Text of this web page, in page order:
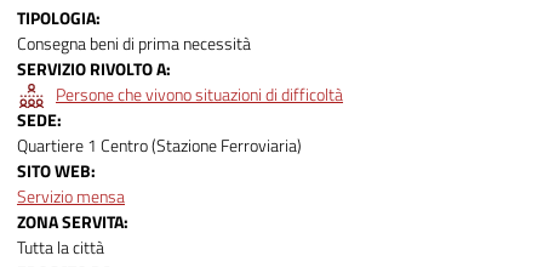
TIPOLOGIA
Consegna beni di prima necessità
SERVIZIO RIVOLTO A
Persone che vivono situazioni di difficoltà
SEDE
Quartiere 1 Centro (Stazione Ferroviaria)
SITO WEB
Servizio mensa
ZONA SERVITA
Tutta la città